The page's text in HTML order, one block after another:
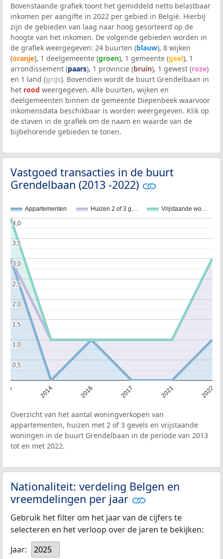
Bovenstaande grafiek toont het gemiddeld netto belastbaar
inkomen per aangifte in 2022 per gebied in België. Hierbij
zijn de gebieden van laag naar hoog gesorteerd op de
hoogte van het inkomen. De volgende gebieden worden in
de grafiek weergegeven: 24 buurten (blauw), 8 wijken
(oranje), 1 deelgemeente (groen), 1 gemeente (geel), 1
arrondissement (paars), 1 provincie (bruin), 1 gewest (roze)
en 1 land (grijs). Bovendien wordt de buurt Grendelbaan in
het rood weergegeven. Alle buurten, wijken en
deelgemeenten binnen de gemeente Diepenbeek waarvoor
inkomensdata beschikbaar is worden weergegeven. Klik op
de staven in de grafiek om de naam en waarde van de
bijbehorende gebieden te tonen.
Vastgoed transacties in de buurt
Grendelbaan (2013 -2022)
Appartementen Huizen 2 of 3 g… Vrijstaande wo…
2014 2016 2017 2021 2022
0,5
0,5
1,0
1,0
1,5
1,5
2,0
2,0
2,5
2,5
3,0
3,0
3,5
3,5
4,0
4,0
Overzicht van het aantal woningverkopen van
appartementen, huizen met 2 of 3 gevels en vrijstaande
woningen in de buurt Grendelbaan in de periode van 2013
tot en met 2022.
Nationaliteit: verdeling Belgen en
vreemdelingen per jaar
Gebruik het filter om het jaar van de cijfers te
selecteren en het verloop over de jaren te bekijken:
Jaar:
2025